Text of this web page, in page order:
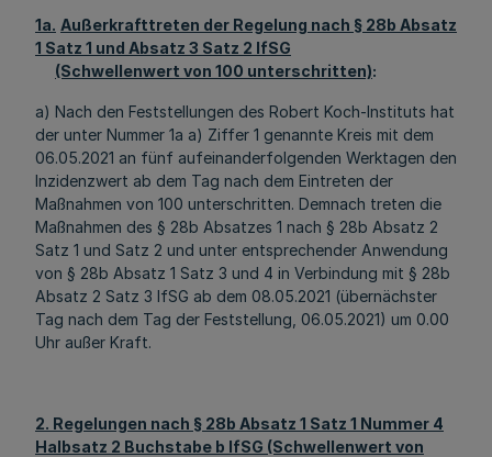
1a. Außerkrafttreten der Regelung nach § 28b Absatz
1 Satz 1 und Absatz 3 Satz 2 IfSG
(Schwellenwert von 100 unterschritten):
a) Nach den Feststellungen des Robert Koch-Instituts hat
der unter Nummer 1a a) Ziffer 1 genannte Kreis mit dem
06.05.2021 an fünf aufeinanderfolgenden Werktagen den
Inzidenzwert ab dem Tag nach dem Eintreten der
Maßnahmen von 100 unterschritten. Demnach treten die
Maßnahmen des § 28b Absatzes 1 nach § 28b Absatz 2
Satz 1 und Satz 2 und unter entsprechender Anwendung
von § 28b Absatz 1 Satz 3 und 4 in Verbindung mit § 28b
Absatz 2 Satz 3 IfSG ab dem 08.05.2021 (übernächster
Tag nach dem Tag der Feststellung, 06.05.2021) um 0.00
Uhr außer Kraft.
2. Regelungen nach § 28b Absatz 1 Satz 1 Nummer 4
Halbsatz 2 Buchstabe b IfSG (Schwellenwert von